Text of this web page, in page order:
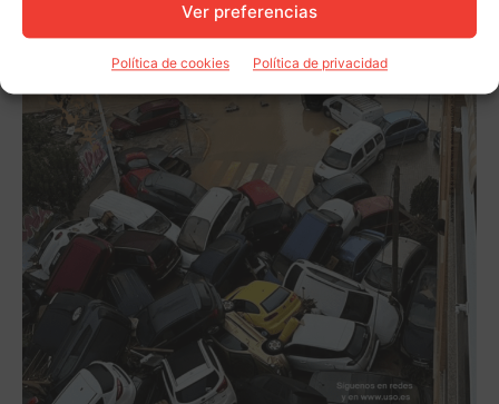
Ver preferencias
Política de cookies Política de privacidad